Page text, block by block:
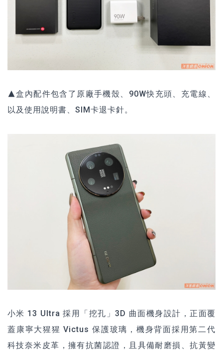
▲盒內配件包含了原廠手機殼、90W快充頭、充電線、
以及使用說明書、SIM卡退卡針。
小米 13 Ultra 採用「挖孔」3D 曲面機身設計，正面覆
蓋康寧大猩猩 Victus 保護玻璃，機身背面採用第二代
科技奈米皮革，擁有抗菌認證，且具備耐磨損、抗黃變